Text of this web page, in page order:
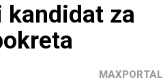
kandidat za
MAXPORTAL